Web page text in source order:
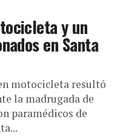
y un
en Santa
motocicleta resultó
la madrugada de
paramédicos de